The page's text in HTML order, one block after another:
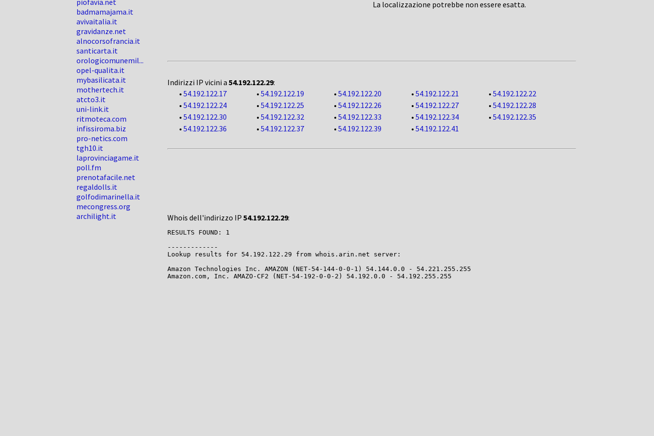
piofavia.net
badmamajama.it
avivaitalia.it
gravidanze.net
alnocorsofrancia.it
santicarta.it
orologicomunemil...
opel-qualita.it
mybasilicata.it
mothertech.it
atcto3.it
uni-link.it
ritmoteca.com
infissiroma.biz
pro-netics.com
tgh10.it
laprovinciagame.it
poll.fm
prenotafacile.net
regaldolls.it
golfodimarinella.it
mecongress.org
archilight.it
La localizzazione potrebbe non essere esatta.
Indirizzi IP vicini a 54.192.122.29:
• 54.192.122.17 • 54.192.122.19 • 54.192.122.20 • 54.192.122.21 • 54.192.122.22
• 54.192.122.24 • 54.192.122.25 • 54.192.122.26 • 54.192.122.27 • 54.192.122.28
• 54.192.122.30 • 54.192.122.32 • 54.192.122.33 • 54.192.122.34 • 54.192.122.35
• 54.192.122.36 • 54.192.122.37 • 54.192.122.39 • 54.192.122.41
Whois dell'indirizzo IP 54.192.122.29:
RESULTS FOUND: 1
-------------
Lookup results for 54.192.122.29 from whois.arin.net server:
Amazon Technologies Inc. AMAZON (NET-54-144-0-0-1) 54.144.0.0 - 54.221.255.255
Amazon.com, Inc. AMAZO-CF2 (NET-54-192-0-0-2) 54.192.0.0 - 54.192.255.255